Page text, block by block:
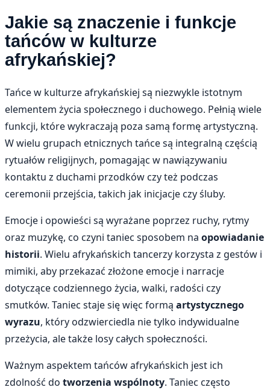
Jakie są znaczenie i funkcje
tańców w kulturze
afrykańskiej?
Tańce w kulturze afrykańskiej są niezwykle istotnym
elementem życia społecznego i duchowego. Pełnią wiele
funkcji, które wykraczają poza samą formę artystyczną.
W wielu grupach etnicznych tańce są integralną częścią
rytuałów religijnych, pomagając w nawiązywaniu
kontaktu z duchami przodków czy też podczas
ceremonii przejścia, takich jak inicjacje czy śluby.
Emocje i opowieści są wyrażane poprzez ruchy, rytmy
oraz muzykę, co czyni taniec sposobem na opowiadanie
historii. Wielu afrykańskich tancerzy korzysta z gestów i
mimiki, aby przekazać złożone emocje i narracje
dotyczące codziennego życia, walki, radości czy
smutków. Taniec staje się więc formą artystycznego
wyrazu, który odzwierciedla nie tylko indywidualne
przeżycia, ale także losy całych społeczności.
Ważnym aspektem tańców afrykańskich jest ich
zdolność do tworzenia wspólnoty. Taniec często